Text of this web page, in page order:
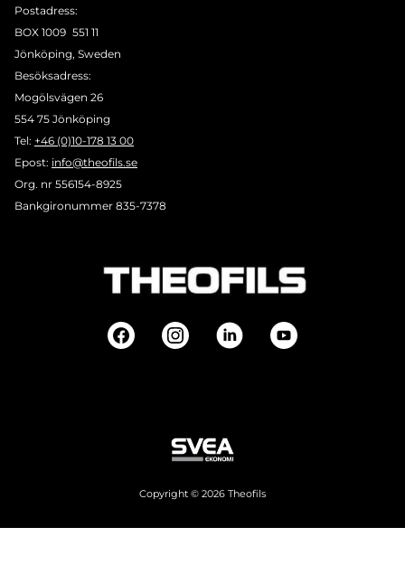
Postadress:
BOX 1009 551 11
Jönköping, Sweden
Besöksadress:
Mogölsvägen 26
554 75 Jönköping
Tel: +46 (0)10-178 13 00
Epost: info@theofils.se
Org. nr 556154-8925
Bankgironummer 835-7378
Copyright © 2026 Theofils